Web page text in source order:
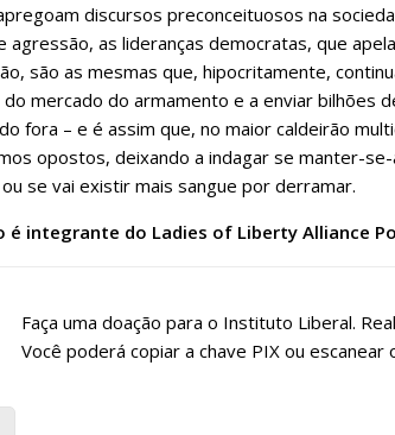
discursos preconceituosos na
agressão, as lideranças democratas, que
são as mesmas que, hipocritamente,
mercado do armamento e a enviar bilhões
fora – e é assim que, no maior caldeirão
opostos, deixando a indagar se manter-
se vai existir mais sangue por derramar.
é integrante do Ladies of Liberty Alliance
Faça uma doação para o Instituto Liberal.
Você poderá copiar a chave PIX ou escanear